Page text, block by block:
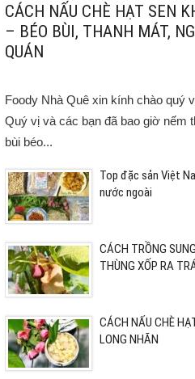
CÁCH NẤU CHÈ HẠT SEN
– BÉO BÙI, THANH MÁT,
QUÁN
Foody Nhà Quê xin kính chào quý
Quý vị và các bạn đã bao giờ nếm
bùi béo...
Top đặc sản Việt
nước ngoài
CÁCH TRỒNG
THÙNG XỐP RA
CÁCH NẤU CHÈ
LONG NHÃN